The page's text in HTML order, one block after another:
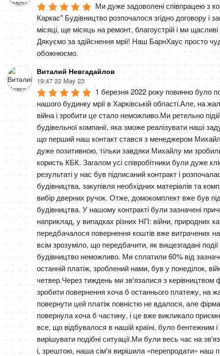
Ми дуже задоволені співпрацею з
Каркас" Будівництво розпочалося згідно договору і
місяці, ще місяць на ремонт, благоустрій і ми
Дякуємо за здійснення мрії! Наш БарнХаус просто
обожнюємо.
Виталий Невгадайлов
19:47 22 May 23
1 березня 2022 року повинно було
нашого будинку мрії в Харківській області.Але, на
війна і зробити це стало неможливо.Ми ретельно
будівельної компанії, яка зможе реалізувати наші
що перший наш контакт стався з менеджером
дуже позитивною, тільки завдяки Михайлу ми
користь КБК. Загалом усі співробітники були дуже
результаті у нас був підписаний контракт і
будівництва, закупівля необхідних матеріалів та
вибір дверних ручок. Отже, домокомплект вже був
будівництва. У нашому контракті були зазначені
наприклад, у випадках різних НП: війни, природних
передбачалося повернення коштів вже витрачених
всім зрозуміло, що передбачити, як вищезгадані
будівництво неможливо. Ми сплатили 60% від
останній платіж, зроблений нами, був у понеділок,
четвер.Через тиждень ми зв'язалися з керівництвом
зробити повернення хоча б останнього платежу, на
повернути цей платіж повністю не вдалося, але
повернула хоча б частину, і це вже викликало
все, що відбувалося в нашій країні, було бентежним і
вирішувати подібні ситуації.Ми були весь час на
і, зрештою, наша сім'я вирішила «перепродати» наш